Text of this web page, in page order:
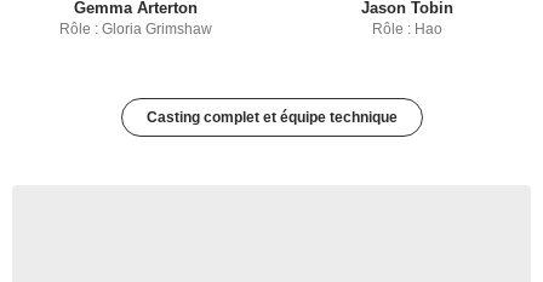
Gemma Arterton
Rôle : Gloria Grimshaw
Jason Tobin
Rôle : Hao
Casting complet et équipe technique